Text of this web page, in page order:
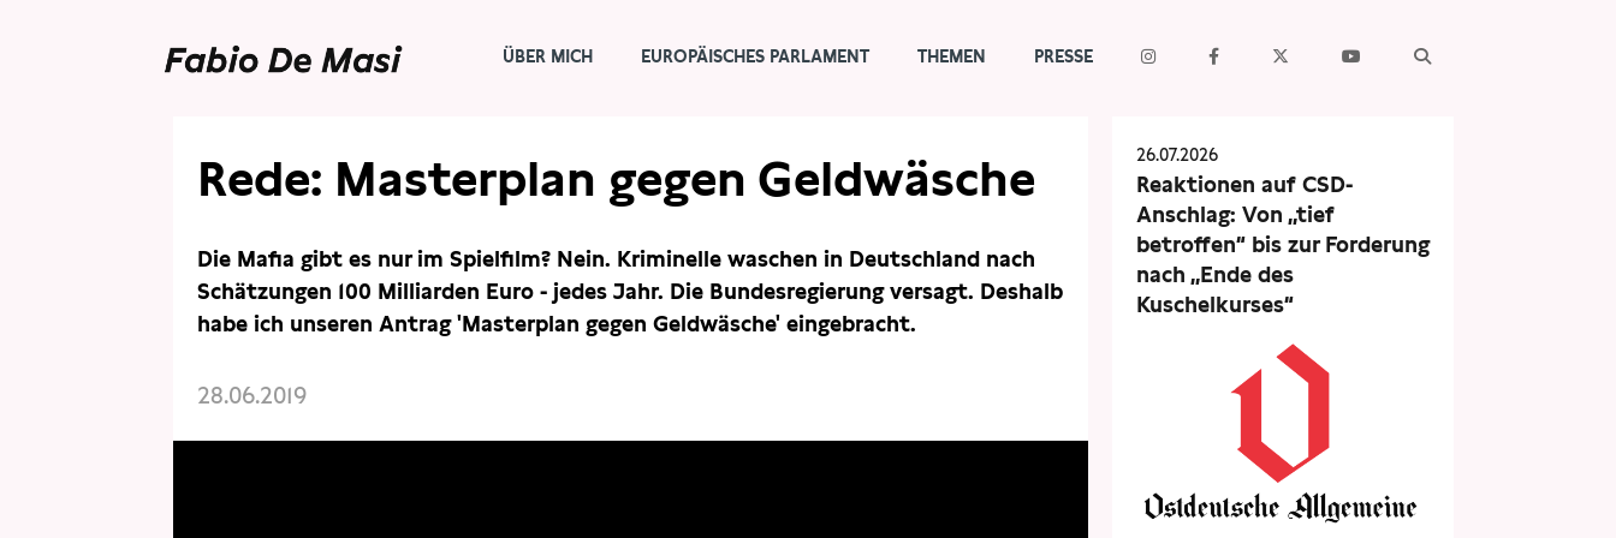
ÜBER MICH EUROPÄISCHES PARLAMENT THEMEN PRESSE
Rede: Masterplan gegen Geldwäsche
Die Mafia gibt es nur im Spielfilm? Nein. Kriminelle waschen in Deutschland nach
Schätzungen 100 Milliarden Euro - jedes Jahr. Die Bundesregierung versagt. Deshalb
habe ich unseren Antrag 'Masterplan gegen Geldwäsche' eingebracht.
28.06.2019
26.07.2026
Reaktionen auf CSD-
Anschlag: Von „tief
betroffen“ bis zur Forderung
nach „Ende des
Kuschelkurses“